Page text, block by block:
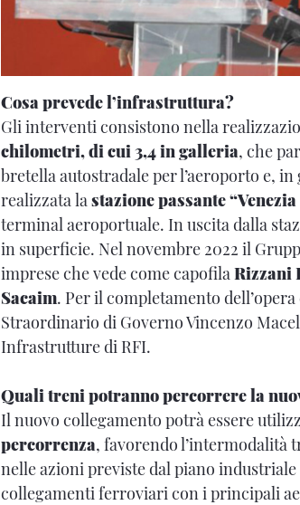
Cosa prevede l’infrastruttura?
Gli interventi consistono nella
chilometri, di cui 3,4 in galleria, che
bretella autostradale per l’aeroporto e,
realizzata la stazione passante
terminal aeroportuale. In uscita dalla
in superficie. Nel novembre 2022 il
imprese che vede come capofila Rizzani
Sacaim. Per il completamento
Straordinario di Governo Vincenzo
Infrastrutture di RFI.
Quali treni potranno percorrere la
Il nuovo collegamento potrà essere
percorrenza, favorendo l’intermodalità
nelle azioni previste dal piano
collegamenti ferroviari con i principali